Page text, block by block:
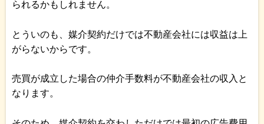
られるかもしれません。
とういのも、媒介契約だけでは不動産会社には収益は上
がらないからです。
売買が成立した場合の仲介手数料が不動産会社の収入と
なります。